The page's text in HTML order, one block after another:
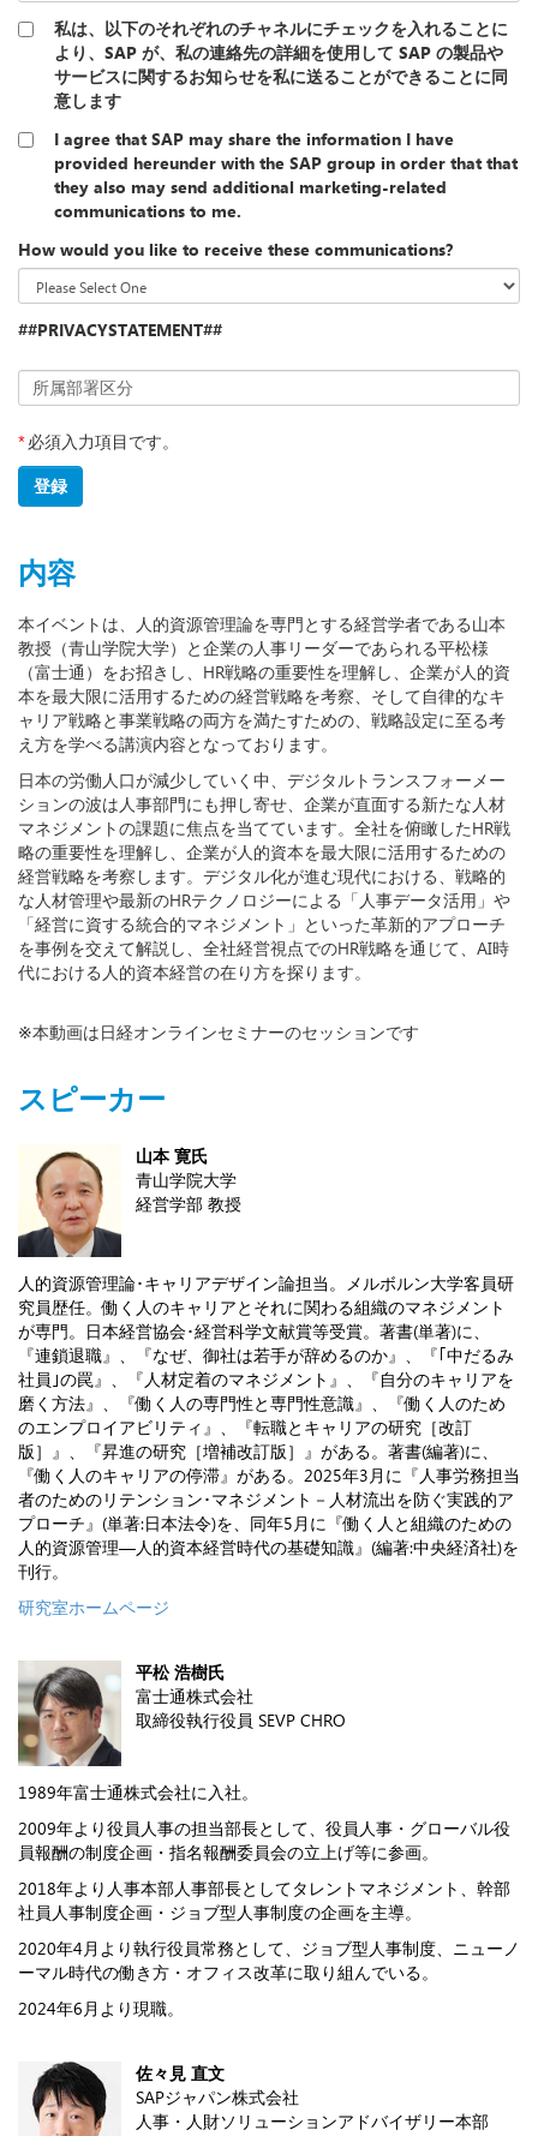
私は、以下のそれぞれのチャネルにチェックを入れることに
より、SAP が、私の連絡先の詳細を使用して SAP の製品や
サービスに関するお知らせを私に送ることができることに同
意します
I agree that SAP may share the information I have
provided hereunder with the SAP group in order that that
they also may send additional marketing-related
communications to me.
How would you like to receive these communications?
##PRIVACYSTATEMENT##
所属部署区分
*必須入力項目です。
登録
内容
本イベントは、人的資源管理論を専門とする経営学者である山本
教授（青山学院大学）と企業の人事リーダーであられる平松様
（富士通）をお招きし、HR戦略の重要性を理解し、企業が人的資
本を最大限に活用するための経営戦略を考察、そして自律的なキ
ャリア戦略と事業戦略の両方を満たすための、戦略設定に至る考
え方を学べる講演内容となっております。
日本の労働人口が減少していく中、デジタルトランスフォーメー
ションの波は人事部門にも押し寄せ、企業が直面する新たな人材
マネジメントの課題に焦点を当てています。全社を俯瞰したHR戦
略の重要性を理解し、企業が人的資本を最大限に活用するための
経営戦略を考察します。デジタル化が進む現代における、戦略的
な人材管理や最新のHRテクノロジーによる「人事データ活用」や
「経営に資する統合的マネジメント」といった革新的アプローチ
を事例を交えて解説し、全社経営視点でのHR戦略を通じて、AI時
代における人的資本経営の在り方を探ります。
※本動画は日経オンラインセミナーのセッションです
スピーカー
山本 寛氏
青山学院大学
経営学部 教授
人的資源管理論･キャリアデザイン論担当。メルボルン大学客員研
究員歴任。働く人のキャリアとそれに関わる組織のマネジメント
が専門。日本経営協会･経営科学文献賞等受賞。著書(単著)に、
『連鎖退職』、『なぜ、御社は若手が辞めるのか』、『｢中だるみ
社員｣の罠』、『人材定着のマネジメント』、『自分のキャリアを
磨く方法』、『働く人の専門性と専門性意識』、『働く人のため
のエンプロイアビリティ』、『転職とキャリアの研究［改訂
版］』、『昇進の研究［増補改訂版］』がある。著書(編著)に、
『働く人のキャリアの停滞』がある。2025年3月に『人事労務担当
者のためのリテンション･マネジメント－人材流出を防ぐ実践的ア
プローチ』(単著:日本法令)を、同年5月に『働く人と組織のための
人的資源管理―人的資本経営時代の基礎知識』(編著:中央経済社)を
刊行。
研究室ホームページ
平松 浩樹氏
富士通株式会社
取締役執行役員 SEVP CHRO
1989年富士通株式会社に入社。
2009年より役員人事の担当部長として、役員人事・グローバル役
員報酬の制度企画・指名報酬委員会の立上げ等に参画。
2018年より人事本部人事部長としてタレントマネジメント、幹部
社員人事制度企画・ジョブ型人事制度の企画を主導。
2020年4月より執行役員常務として、ジョブ型人事制度、ニューノ
ーマル時代の働き方・オフィス改革に取り組んでいる。
2024年6月より現職。
佐々見 直文
SAPジャパン株式会社
人事・人財ソリューションアドバイザリー本部